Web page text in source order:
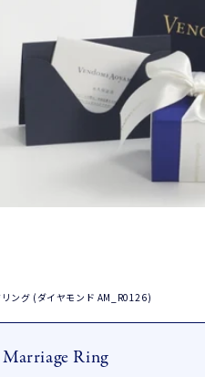
ング (ダイヤモンド AM_R0126)
Marriage Ring